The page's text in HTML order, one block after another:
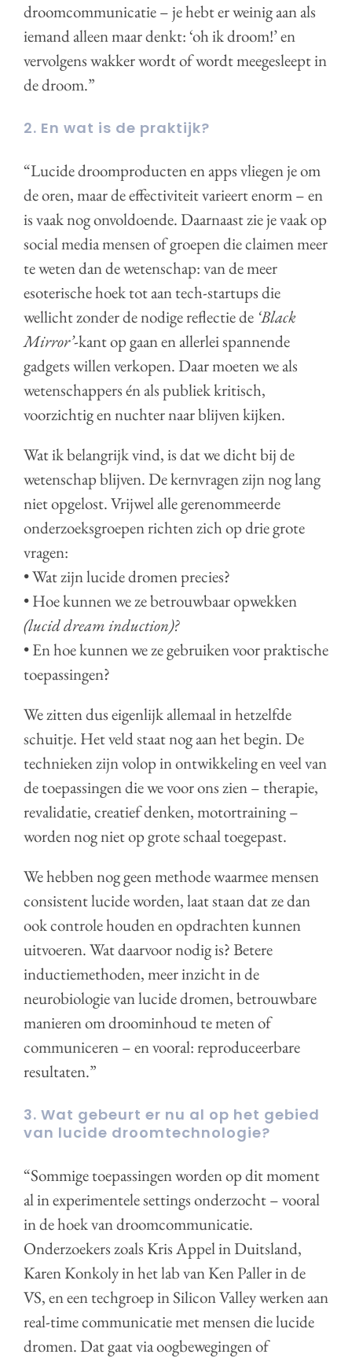
droomcommunicatie – je hebt er weinig aan als
iemand alleen maar denkt: ‘oh ik droom!’ en
vervolgens wakker wordt of wordt meegesleept in
de droom.”
2. En wat is de praktijk?
“Lucide droomproducten en apps vliegen je om
de oren, maar de effectiviteit varieert enorm – en
is vaak nog onvoldoende. Daarnaast zie je vaak op
social media mensen of groepen die claimen meer
te weten dan de wetenschap: van de meer
esoterische hoek tot aan tech-startups die
wellicht zonder de nodige reflectie de ‘Black
Mirror’-kant op gaan en allerlei spannende
gadgets willen verkopen. Daar moeten we als
wetenschappers én als publiek kritisch,
voorzichtig en nuchter naar blijven kijken.
Wat ik belangrijk vind, is dat we dicht bij de
wetenschap blijven. De kernvragen zijn nog lang
niet opgelost. Vrijwel alle gerenommeerde
onderzoeksgroepen richten zich op drie grote
vragen:
• Wat zijn lucide dromen precies?
• Hoe kunnen we ze betrouwbaar opwekken
(lucid dream induction)?
• En hoe kunnen we ze gebruiken voor praktische
toepassingen?
We zitten dus eigenlijk allemaal in hetzelfde
schuitje. Het veld staat nog aan het begin. De
technieken zijn volop in ontwikkeling en veel van
de toepassingen die we voor ons zien – therapie,
revalidatie, creatief denken, motortraining –
worden nog niet op grote schaal toegepast.
We hebben nog geen methode waarmee mensen
consistent lucide worden, laat staan dat ze dan
ook controle houden en opdrachten kunnen
uitvoeren. Wat daarvoor nodig is? Betere
inductiemethoden, meer inzicht in de
neurobiologie van lucide dromen, betrouwbare
manieren om droominhoud te meten of
communiceren – en vooral: reproduceerbare
resultaten.”
3. Wat gebeurt er nu al op het gebied
van lucide droomtechnologie?
“Sommige toepassingen worden op dit moment
al in experimentele settings onderzocht – vooral
in de hoek van droomcommunicatie.
Onderzoekers zoals Kris Appel in Duitsland,
Karen Konkoly in het lab van Ken Paller in de
VS, en een techgroep in Silicon Valley werken aan
real-time communicatie met mensen die lucide
dromen. Dat gaat via oogbewegingen of